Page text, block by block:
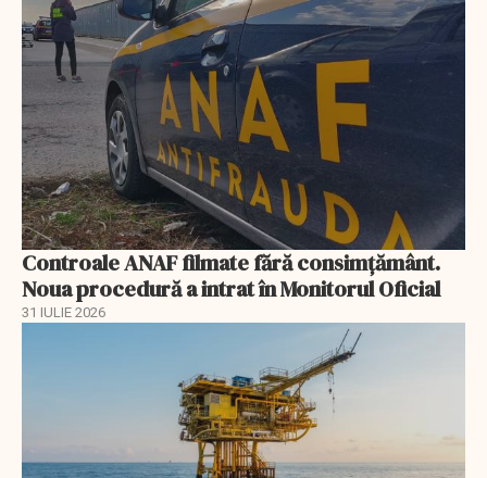
Controale ANAF filmate fără consimțământ.
Noua procedură a intrat în Monitorul Oficial
31 IULIE 2026